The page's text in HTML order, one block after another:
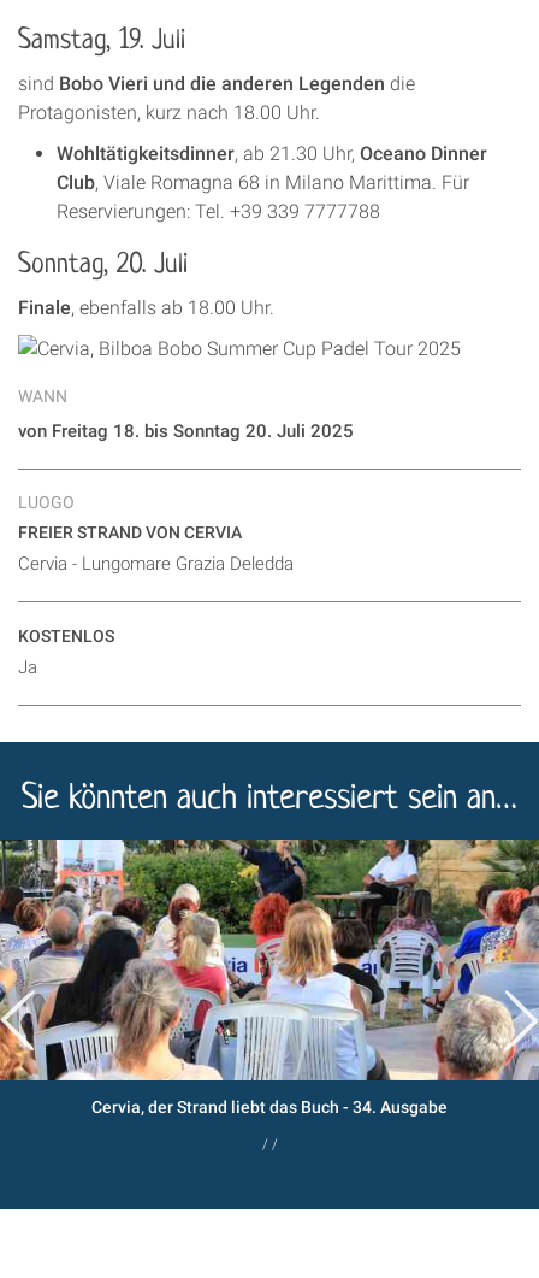
Samstag, 19. Juli
sind Bobo Vieri und die anderen Legenden die
Protagonisten, kurz nach 18.00 Uhr.
Wohltätigkeitsdinner, ab 21.30 Uhr, Oceano Dinner
Club, Viale Romagna 68 in Milano Marittima. Für
Reservierungen: Tel. +39 339 7777788
Sonntag, 20. Juli
Finale, ebenfalls ab 18.00 Uhr.
WANN
von Freitag 18. bis Sonntag 20. Juli 2025
LUOGO
FREIER STRAND VON CERVIA
Cervia - Lungomare Grazia Deledda
KOSTENLOS
Ja
Sie könnten auch interessiert sein an…
Cervia, der Strand liebt das Buch - 34. Ausgabe
/ /